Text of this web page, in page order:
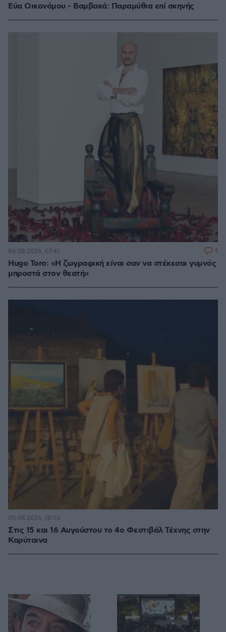
Εύα Οικονόμου - Βαμβακά: Παραμύθια επί σκηνής
Hugo Toro: «Η ζωγραφική είναι σαν να στέκεσαι γυμνός
μπροστά στον θεατή»
06.08.2026, 07:41 4
Στις 15 και 16 Αυγούστου το 4ο Φεστιβάλ Τέχνης στην
Καρύταινα
05.08.2026, 18:53